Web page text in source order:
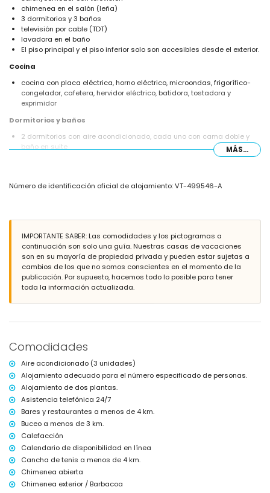
chimenea en el salón (leña)
3 dormitorios y 3 baños
televisión por cable (TDT)
lavadora en el baño
El piso principal y el piso inferior solo son accesibles desde el exterior.
Cocina
cocina con placa eléctrica, horno eléctrico, microondas, frigorífico-
congelador, cafetera, hervidor eléctrico, batidora, tostadora y
exprimidor
Dormitorios y baños
2 dormitorios con aire acondicionado, cada uno con cama doble y
baño en suite
dormitorio con aire acondicionado con 2 camas individuales (de 190
baño con lavabo individual, combinación bañera/ducha, bidet y WC
parcela vallada
piscina privada de 12m x 5m y 2.2m de profundidad
jardín con gravilla, árboles y mobiliario de jardín con tumbonas
3 terrazas, de las cuales 1 está cubierta
barbacoa
ducha exterior
zona de estar y comedor exterior
espacio de aparcamiento privado cubierto
orilla o ribera más cercana: Mediterráneo (dentro de 3 kilómetros de
playa más cercana: Cala Moraig (dentro de 3 kilómetros de la villa)
puerto más cercano: El Portet, Moraira (dentro de 10 kilómetros de la
villa)
parque más cercano: Circle Park, Moraira (dentro de 10 kilómetros de
la villa)
aeropuerto más cercano: Alicante (dentro de 100 kilómetros de la
villa)
segundo aeropuerto más cercano: Valencia (> 100 kilómetros)
no se admiten mascotas
El alojamiento es muy adecuado para familias con niños
Instalaciones y servicios incluidos en el precio del alquiler de la
villa
MÁS...
Número de identificación oficial de alojamiento: VT-499546-A
IMPORTANTE SABER: Las comodidades y los pictogramas a
continuación son solo una guía. Nuestras casas de vacaciones
son en su mayoría de propiedad privada y pueden estar sujetas a
cambios de los que no somos conscientes en el momento de la
publicación. Por supuesto, hacemos todo lo posible para tener
toda la información actualizada.
Comodidades
Aire acondicionado (3 unidades)
Alojamiento adecuado para el número especificado de personas.
Alojamiento de dos plantas.
Asistencia telefónica 24/7
Bares y restaurantes a menos de 4 km.
Buceo a menos de 3 km.
Calefacción
Calendario de disponibilidad en línea
Cancha de tenis a menos de 4 km.
Chimenea abierta
Chimenea exterior / Barbacoa